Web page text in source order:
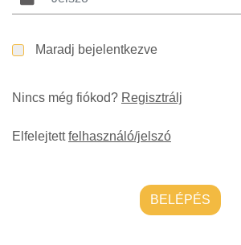
Maradj bejelentkezve
Nincs még fiókod? Regisztrálj
Elfelejtettfelhasználó/jelszó
BELÉPÉS